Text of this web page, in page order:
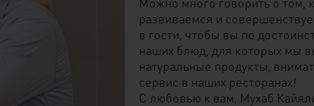
развиваемся и
в гости, чтобы вы по
наших блюд, для которых мы
натуральные продукты,
сервис в наших ресторанах!
С любовью к вам, Мухаб